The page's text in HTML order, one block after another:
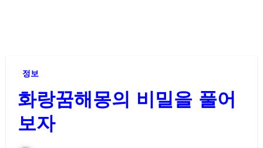
정보
화랑꿈해몽의 비밀을 풀어
보자